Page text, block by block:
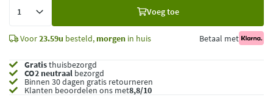
Voeg toe
Voor23.59u besteld, morgen in huis Betaal met
Gratisthuisbezorgd
CO2 neutraal bezorgd
Binnen 30 dagen gratis retourneren
Klanten beoordelen ons met8,8/10